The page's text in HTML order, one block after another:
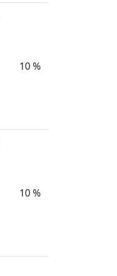
10 %
10 %